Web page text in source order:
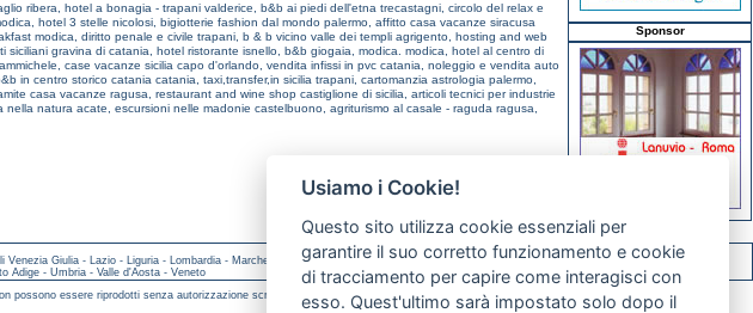
ribera, hotel a bonagia - trapani valderice, b&b ai piedi dell'etna trecastagni, circolo del relax e
hotel 3 stelle nicolosi, bigiotterie fashion dal mondo palermo, affitto casa vacanze siracusa
modica, diritto penale e civile trapani, b & b vicino valle dei templi agrigento, hosting and web
siciliani gravina di catania, hotel ristorante isnello, b&b giogaia, modica. modica, hotel al centro di
case vacanze sicilia capo d'orlando, vendita infissi in pvc catania, noleggio e vendita auto
in centro storico catania catania, taxi,transfer,in sicilia trapani, cartomanzia astrologia palermo,
casa vacanze ragusa, restaurant and wine shop castiglione di sicilia, articoli tecnici per industrie
nella natura acate, escursioni nelle madonie castelbuono, agriturismo al casale - raguda ragusa,
Sponsor
Venezia Giulia - Lazio - Liguria - Lombardia - Marche
Molise
Adige- Umbria- Valle d'Aosta- Veneto
possono essere riprodotti senza autorizzazione scritta.
Usiamo i Cookie!
Questo sito utilizza cookie essenziali per
garantire il suo corretto funzionamento e cookie
di tracciamento per capire come interagisci con
esso. Quest'ultimo sarà impostato solo dopo il